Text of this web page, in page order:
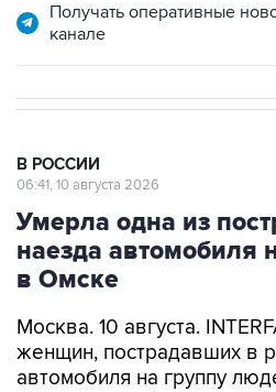
Получать оперативные
канале
В РОССИИ
06:41, 10 августа 2026
Умерла одна из
наезда автомобиля
в Омске
Москва. 10 августа.
женщин, пострадавших в
автомобиля на группу